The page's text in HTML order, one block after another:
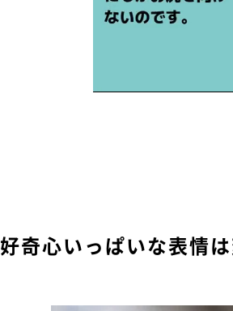
好奇心いっぱいな表情